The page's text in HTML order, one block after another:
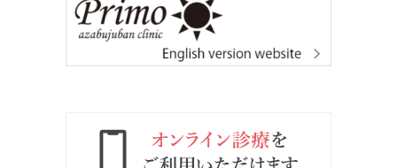
鼻の穴が目立つ
延長することで鼻柱が下に降り、鼻
の穴が横方向から見えやすくなりま
手術後に鼻の形の左右差が生じる事
があります。元々の鼻の穴の大きさ